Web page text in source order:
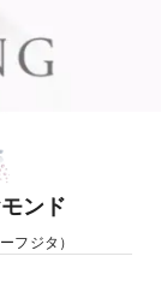
ンド
フジタ）